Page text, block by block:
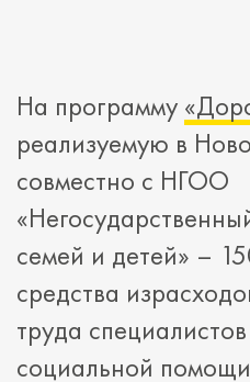
На программу
реализуемую в
совместно с НГОО
семей и детей» –
средства
труда
социальной